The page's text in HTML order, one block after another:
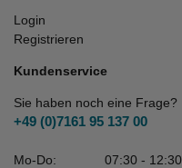
Login
Registrieren
Kundenservice
Sie haben noch eine Frage?
+49 (0)7161 95 137 00
Mo-Do:
07:30 - 12:30